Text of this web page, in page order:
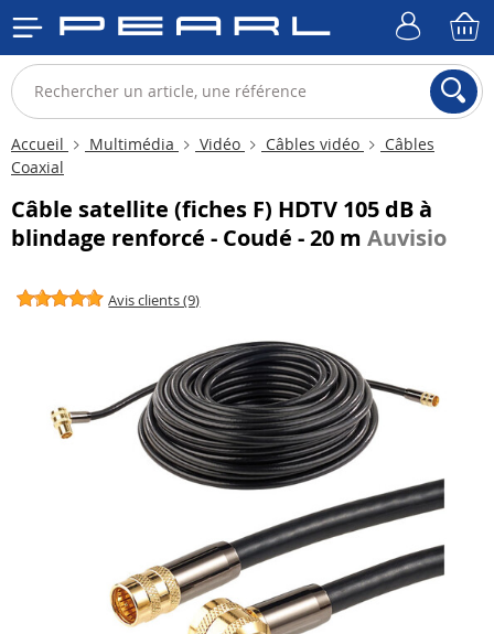
Accueil Multimédia Vidéo Câbles vidéo
Câbles
Coaxial
Câble satellite (fiches F) HDTV 105 dB à
blindage renforcé - Coudé - 20 m Auvisio
Avis clients (9)